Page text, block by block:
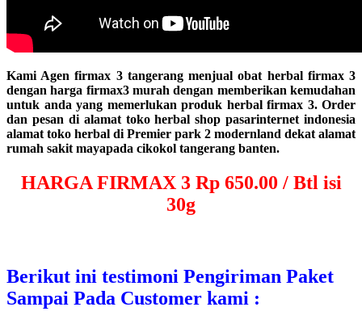
Kami Agen firmax 3 tangerang menjual obat herbal firmax 3
dengan harga firmax3 murah dengan memberikan kemudahan
untuk anda yang memerlukan produk herbal firmax 3. Order
dan pesan di alamat toko herbal shop pasarinternet indonesia
alamat toko herbal di Premier park 2 modernland dekat alamat
rumah sakit mayapada cikokol tangerang banten.
HARGA FIRMAX 3 Rp 650.00 / Btl isi
30g
Berikut ini testimoni Pengiriman Paket
Sampai Pada Customer kami :